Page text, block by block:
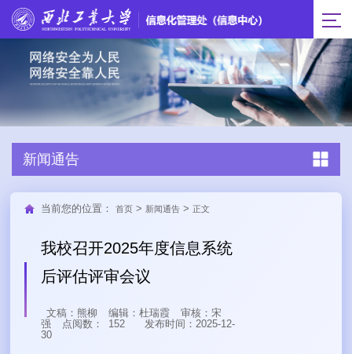
新闻通告
当前您的位置： 首页> 新闻通告> 正文
我校召开2025年度信息系统
后评估评审会议
文稿：熊柳 编辑：杜瑞霞
审核：宋
强
点阅数： 152
发布时间：2025-12-
30